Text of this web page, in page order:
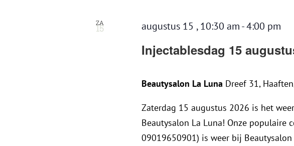
datum.
ZA
15
Injectablesdag 15
augustus 15 , 10:30 am -4:00 pm
Beautysalon La Luna Dreef 31,
Zaterdag 15 augustus 2026 is het
Beautysalon La Luna! Onze populaire
09019650901) is weer bij